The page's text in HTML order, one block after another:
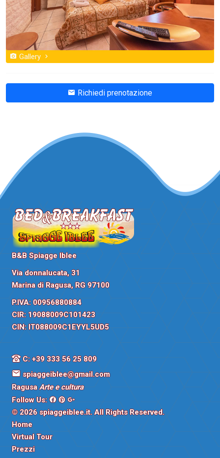
Gallery
Richiedi prenotazione
B&B Spiagge Iblee
Via donnalucata, 31
Marina di Ragusa, RG 97100
P.IVA: 00956880884
CIR: 19088009C101423
CIN: IT088009C1EYYL5UD5
C: +39 333 56 25 809
spiaggeiblee@gmail.com
Ragusa Arte e cultura
Follow Us:
© 2026 spiaggeiblee.it. All Rights Reserved.
Home
Virtual Tour
Prezzi